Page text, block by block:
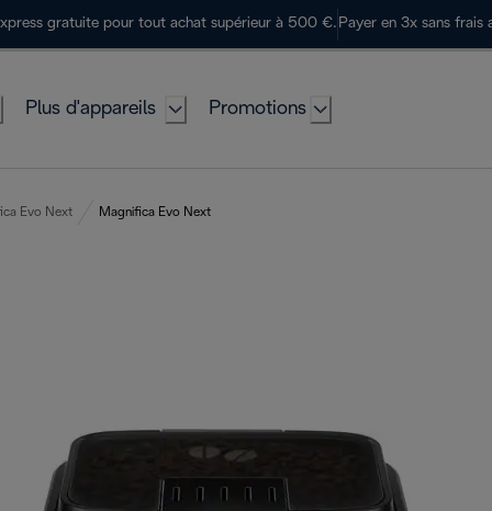
gratuite pour tout achat supérieur à 500 €. Payer en 3x sans frais
Plus d'appareils Promotions
Evo Next Magnifica Evo Next